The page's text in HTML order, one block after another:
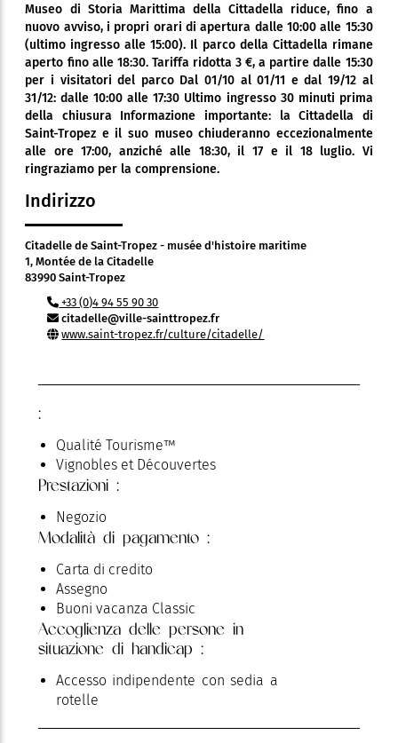
Museo di Storia Marittima della Cittadella riduce, fino a
nuovo avviso, i propri orari di apertura dalle 10:00 alle 15:30
(ultimo ingresso alle 15:00). Il parco della Cittadella rimane
aperto fino alle 18:30. Tariffa ridotta 3 €, a partire dalle 15:30
per i visitatori del parco Dal 01/10 al 01/11 e dal 19/12 al
31/12: dalle 10:00 alle 17:30 Ultimo ingresso 30 minuti prima
della chiusura Informazione importante: la Cittadella di
Saint-Tropez e il suo museo chiuderanno eccezionalmente
alle ore 17:00, anziché alle 18:30, il 17 e il 18 luglio. Vi
ringraziamo per la comprensione.
Indirizzo
Citadelle de Saint-Tropez - musée d'histoire maritime
1, Montée de la Citadelle
83990 Saint-Tropez
+33 (0)4 94 55 90 30
citadelle@ville-sainttropez.fr
www.saint-tropez.fr/culture/citadelle/
:
Qualité Tourisme™
Vignobles et Découvertes
Prestazioni :
Negozio
Modalità di pagamento :
Carta di credito
Assegno
Buoni vacanza Classic
Accoglienza delle persone in
situazione di handicap :
Accesso indipendente con sedia a
rotelle